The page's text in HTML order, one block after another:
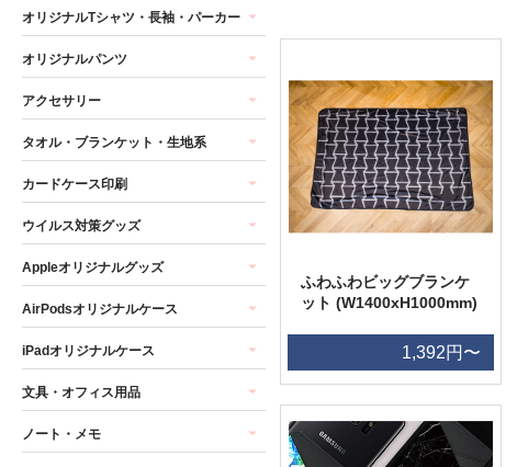
ふわふわビッグブランケ
ット (W1400xH1000mm)
1,392円〜
オリジナルTシャツ・長袖・パーカー
オリジナルパンツ
アクセサリー
タオル・ブランケット・生地系
カードケース印刷
ウイルス対策グッズ
Appleオリジナルグッズ
AirPodsオリジナルケース
iPadオリジナルケース
文具・オフィス用品
ノート・メモ